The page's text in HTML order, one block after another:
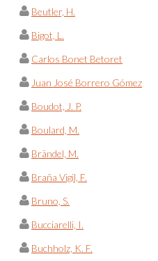
Beutler, H.
Bigot, L.
Carlos Bonet Betoret
Juan José Borrero Gómez
Boudot, J. P.
Boulard, M.
Brändel, M.
Braña Vigil, F.
Bruno, S.
Bucciarelli, I.
Buchholz, K. F.